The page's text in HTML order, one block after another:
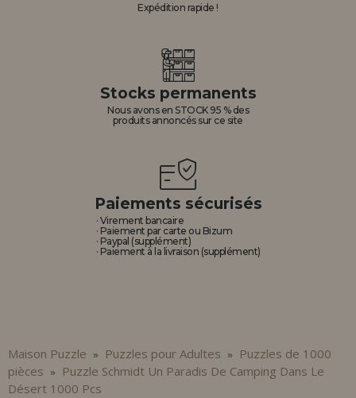
Expédition rapide !
Stocks permanents
Nous avons en STOCK 95 % des
produits annoncés sur ce site
Paiements sécurisés
· Virement bancaire
· Paiement par carte ou Bizum
· Paypal (supplément)
· Paiement à la livraison (supplément)
Maison Puzzle » Puzzles pour Adultes »
Puzzles de 1000
pièces »
Puzzle Schmidt Un Paradis De Camping Dans Le
Désert 1000 Pcs